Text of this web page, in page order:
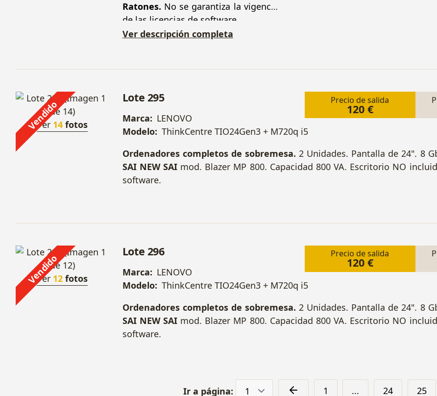
Ratones. No se garantiza la vigencia
de las licencias de software.
Ver descripción completa
Vendido
Ver 14 fotos
Precio de salida
120 €
Lote 295
Marca: LENOVO
Modelo: ThinkCentre TIO24Gen3 + M720q i5
Ordenadores completos de sobremesa. 2 Unidades. Pantalla de 24". 8
SAI NEW SAImod. Blazer MP 800. Capacidad 800 VA. Escritorio NO
software.
Vendido
Ver 12 fotos
Precio de salida
120 €
Lote 296
Marca: LENOVO
Modelo: ThinkCentre TIO24Gen3 + M720q i5
Ordenadores completos de sobremesa. 2 Unidades. Pantalla de 24". 8
SAI NEW SAImod. Blazer MP 800. Capacidad 800 VA. Escritorio NO
software.
1 ... 24 25
Ir a página: